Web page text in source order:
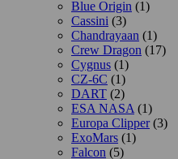
Blue Origin (1)
Cassini (3)
Chandrayaan (1)
Crew Dragon (17)
Cygnus (1)
CZ-6C (1)
DART (2)
ESA NASA (1)
Europa Clipper(3)
ExoMars (1)
Falcon (5)